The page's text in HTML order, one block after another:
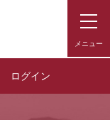
ログイン